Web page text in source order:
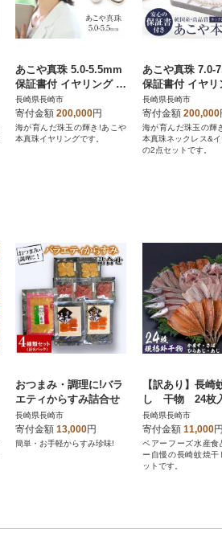
あこや真珠 5.0-5.5mm
保証書付 イヤリング K
18 ベビーパール
長崎県長崎市
寄付金額 200,000円
海が育んだ珠玉の輝き!あこや
本真珠イヤリングです。
あこや真珠 7.0-
保証書付 イヤリ
ール セット
長崎県長崎市
寄付金額 200,000
海が育んだ珠玉の輝
本真珠ネックレス&
の2点セットです。
おつまみ・調理に!バラ
エティからすみ詰合せ
長崎県長崎市
寄付金額 13,000円
簡単・お手軽からすみ珍味!
【訳あり】長崎
し 干物 24枚
格外干物セット
長崎県長崎市
寄付金額 11,000円
ベアーフーズ水産食
ー自慢の長崎蚊焼干
ットです。